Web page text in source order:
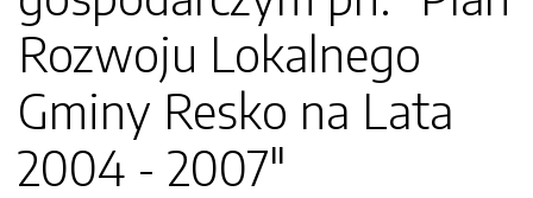
Rozwoju Lokalnego
Gminy Resko na Lata
2004 - 2007"